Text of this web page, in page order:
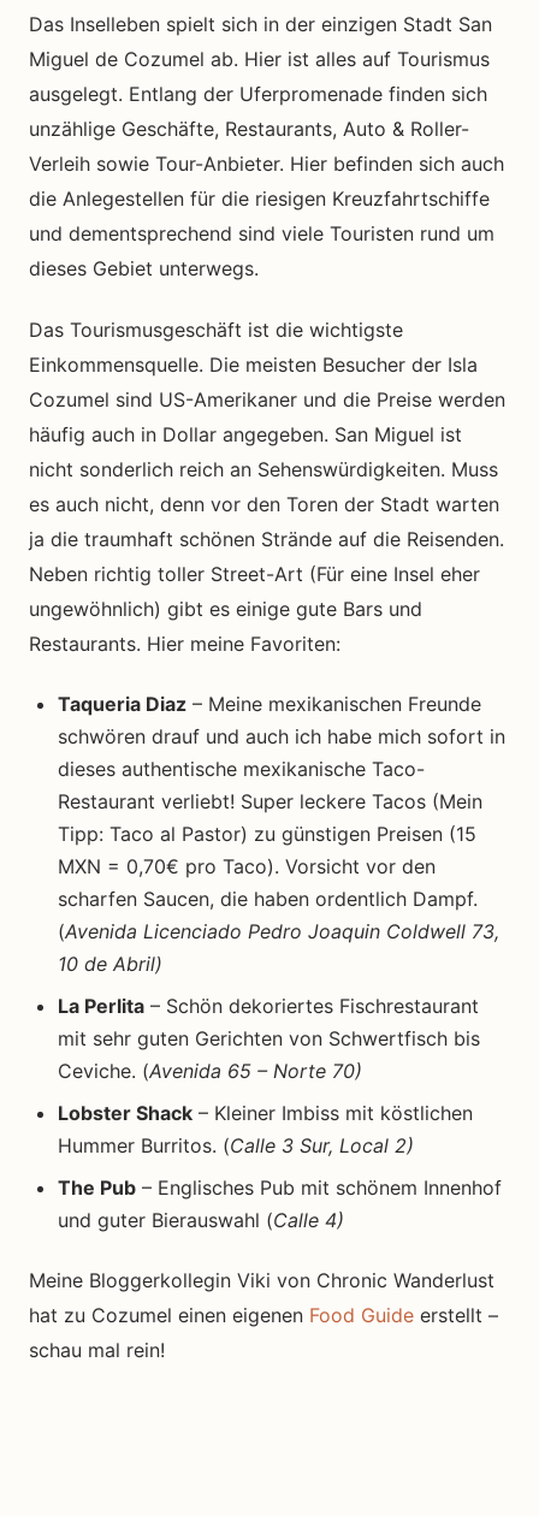
Das Inselleben spielt sich in der einzigen Stadt San
Miguel de Cozumel ab. Hier ist alles auf Tourismus
ausgelegt. Entlang der Uferpromenade finden sich
unzählige Geschäfte, Restaurants, Auto & Roller-
Verleih sowie Tour-Anbieter. Hier befinden sich auch
die Anlegestellen für die riesigen Kreuzfahrtschiffe
und dementsprechend sind viele Touristen rund um
dieses Gebiet unterwegs.
Das Tourismusgeschäft ist die wichtigste
Einkommensquelle. Die meisten Besucher der Isla
Cozumel sind US-Amerikaner und die Preise werden
häufig auch in Dollar angegeben. San Miguel ist
nicht sonderlich reich an Sehenswürdigkeiten. Muss
es auch nicht, denn vor den Toren der Stadt warten
ja die traumhaft schönen Strände auf die Reisenden.
Neben richtig toller Street-Art (Für eine Insel eher
ungewöhnlich) gibt es einige gute Bars und
Restaurants. Hier meine Favoriten:
Taqueria Diaz – Meine mexikanischen Freunde
schwören drauf und auch ich habe mich sofort in
dieses authentische mexikanische Taco-
Restaurant verliebt! Super leckere Tacos (Mein
Tipp: Taco al Pastor) zu günstigen Preisen (15
MXN = 0,70€ pro Taco). Vorsicht vor den
scharfen Saucen, die haben ordentlich Dampf.
(Avenida Licenciado Pedro Joaquin Coldwell 73,
10 de Abril)
La Perlita – Schön dekoriertes Fischrestaurant
mit sehr guten Gerichten von Schwertfisch bis
Ceviche. (Avenida 65 – Norte 70)
Lobster Shack – Kleiner Imbiss mit köstlichen
Hummer Burritos. (Calle 3 Sur, Local 2)
The Pub – Englisches Pub mit schönem Innenhof
und guter Bierauswahl (Calle 4)
Meine Bloggerkollegin Viki von Chronic Wanderlust
hat zu Cozumel einen eigenen Food Guide erstellt –
schau mal rein!